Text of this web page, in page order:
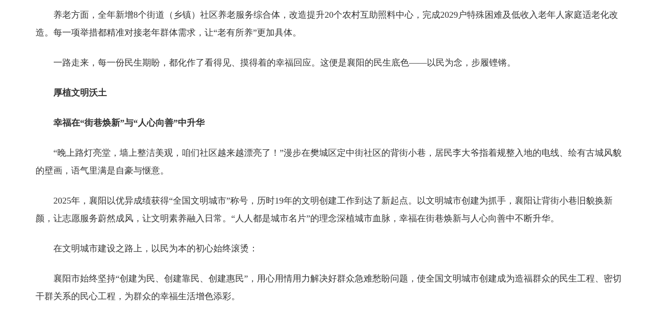
养老方面，全年新增8个街道（乡镇）社区养老服务综合体，改造提升20个农村互助照料中心，完成2029户特殊困难及低收入老年人家庭适老化改
造。每一项举措都精准对接老年群体需求，让“老有所养”更加具体。
一路走来，每一份民生期盼，都化作了看得见、摸得着的幸福回应。这便是襄阳的民生底色——以民为念，步履铿锵。
厚植文明沃土
幸福在“街巷焕新”与“人心向善”中升华
“晚上路灯亮堂，墙上整洁美观，咱们社区越来越漂亮了！”漫步在樊城区定中街社区的背街小巷，居民李大爷指着规整入地的电线、绘有古城风貌
的壁画，语气里满是自豪与惬意。
2025年，襄阳以优异成绩获得“全国文明城市”称号，历时19年的文明创建工作到达了新起点。以文明城市创建为抓手，襄阳让背街小巷旧貌换新
颜，让志愿服务蔚然成风，让文明素养融入日常。“人人都是城市名片”的理念深植城市血脉，幸福在街巷焕新与人心向善中不断升华。
在文明城市建设之路上，以民为本的初心始终滚烫：
襄阳市始终坚持“创建为民、创建靠民、创建惠民”，用心用情用力解决好群众急难愁盼问题，使全国文明城市创建成为造福群众的民生工程、密切
干群关系的民心工程，为群众的幸福生活增色添彩。